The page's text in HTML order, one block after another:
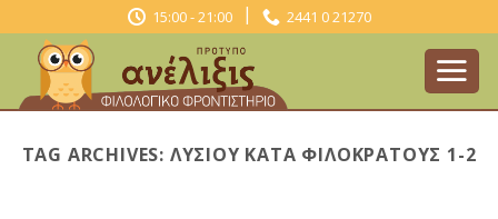
to
content
15:00 - 21:00 | 2441 0 21270
TAG ARCHIVES: ΛΥΣΊΟΥ ΚΑΤΆ ΦΙΛΟΚΡΆΤΟΥΣ 1-2